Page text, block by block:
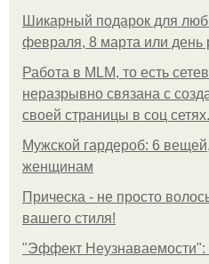
Шикарный подарок для
февраля, 8 марта или день
Работа в MLM, то есть
неразрывно связана с
своей страницы в соц сетях.
Мужской гардероб: 6
женщинам
Прическа - не просто
вашего стиля!
"Эффект Неузнаваемости":